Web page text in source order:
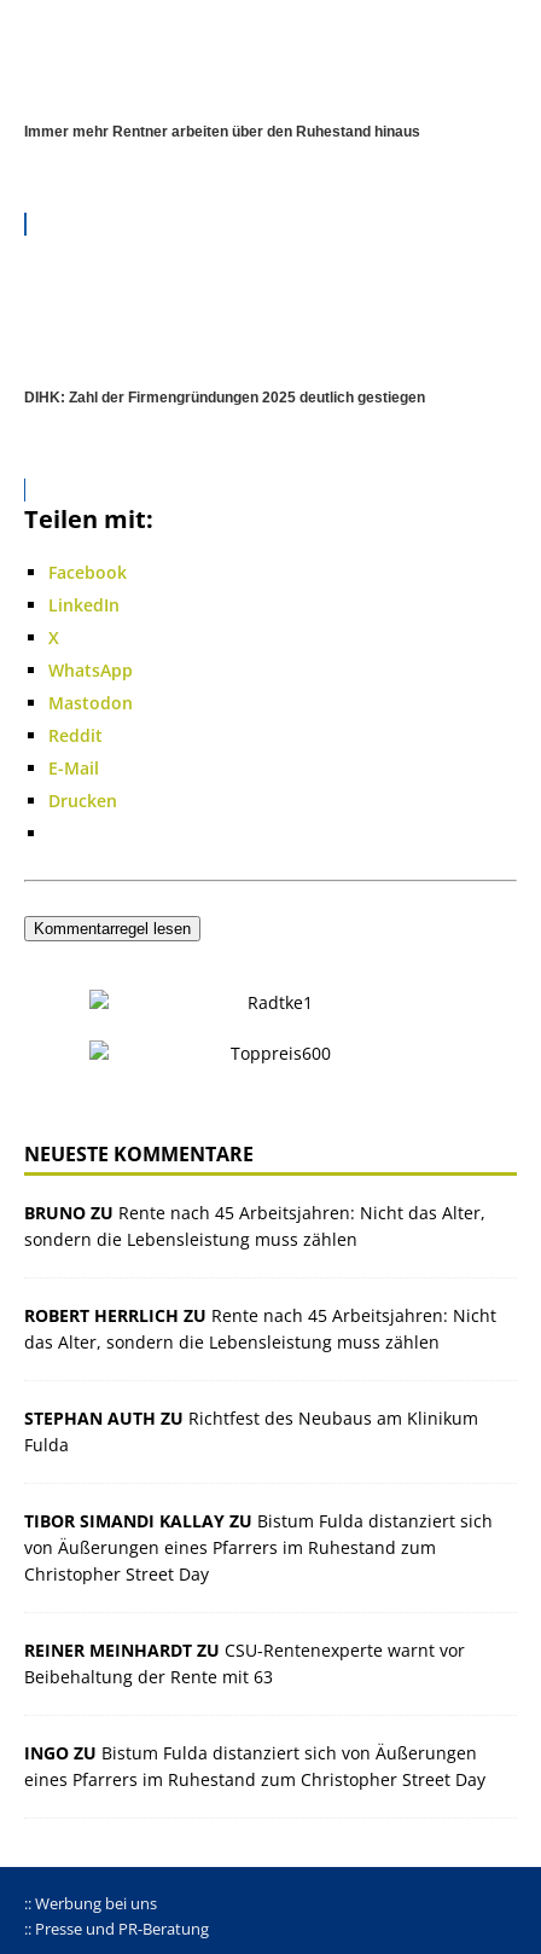
Immer mehr Rentner arbeiten über den Ruhestand hinaus
DIHK: Zahl der Firmengründungen 2025 deutlich gestiegen
Teilen mit:
Facebook
LinkedIn
X
WhatsApp
Mastodon
Reddit
E-Mail
Drucken
Kommentarregel lesen
NEUESTE KOMMENTARE
BRUNO ZU Rente nach 45 Arbeitsjahren: Nicht das Alter,
sondern die Lebensleistung muss zählen
ROBERT HERRLICH ZU Rente nach 45 Arbeitsjahren: Nicht
das Alter, sondern die Lebensleistung muss zählen
STEPHAN AUTH ZU Richtfest des Neubaus am Klinikum
Fulda
TIBOR SIMANDI KALLAY ZU Bistum Fulda distanziert sich
von Äußerungen eines Pfarrers im Ruhestand zum
Christopher Street Day
REINER MEINHARDT ZU CSU-Rentenexperte warnt vor
Beibehaltung der Rente mit 63
INGO ZU Bistum Fulda distanziert sich von Äußerungen
eines Pfarrers im Ruhestand zum Christopher Street Day
:: Werbung bei uns
:: Presse und PR-Beratung